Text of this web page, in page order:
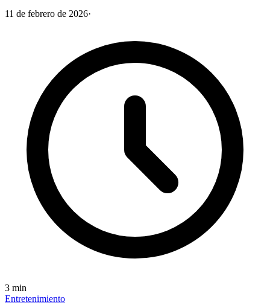
11 de febrero de 2026·
3 min
Entretenimiento